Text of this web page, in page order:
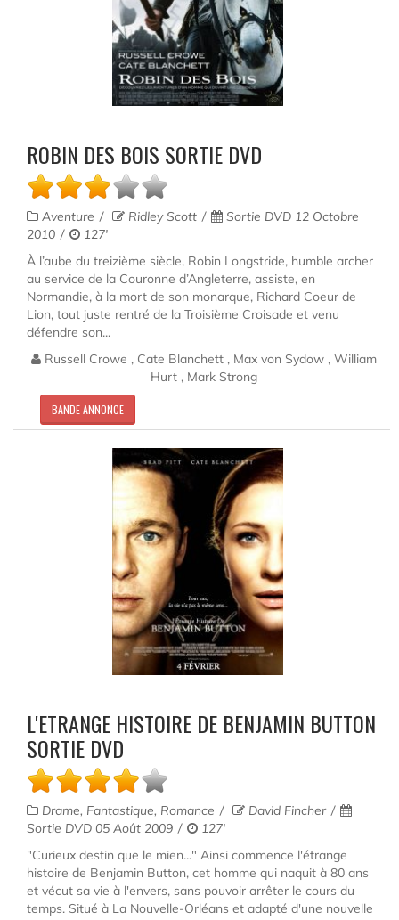
ROBIN DES BOIS SORTIE DVD
Aventure Ridley Scott
Sortie DVD 12 Octobre
2010
127'
À l’aube du treizième siècle, Robin Longstride, humble archer
au service de la Couronne d’Angleterre, assiste, en
Normandie, à la mort de son monarque, Richard Coeur de
Lion, tout juste rentré de la Troisième Croisade et venu
défendre son...
Russell Crowe , Cate Blanchett , Max von Sydow , William
Hurt , Mark Strong
BANDE ANNONCE
L'ETRANGE HISTOIRE DE BENJAMIN BUTTON
SORTIE DVD
Drame, Fantastique, Romance
David Fincher
Sortie DVD 05 Août 2009
127'
"Curieux destin que le mien..." Ainsi commence l'étrange
histoire de Benjamin Button, cet homme qui naquit à 80 ans
et vécut sa vie à l'envers, sans pouvoir arrêter le cours du
temps. Situé à La Nouvelle-Orléans et adapté d'une nouvelle